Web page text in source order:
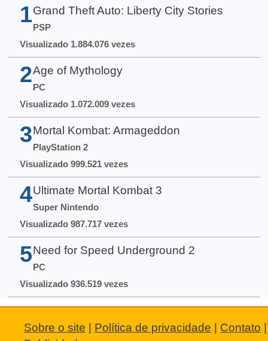
1 Grand Theft Auto: Liberty City Stories
PSP
Visualizado 1.884.076 vezes
2 Age of Mythology
PC
Visualizado 1.072.009 vezes
3 Mortal Kombat: Armageddon
PlayStation 2
Visualizado 999.521 vezes
4 Ultimate Mortal Kombat 3
Super Nintendo
Visualizado 987.717 vezes
5 Need for Speed Underground 2
PC
Visualizado 936.519 vezes
Sobre o site | Política de privacidade | Contato |